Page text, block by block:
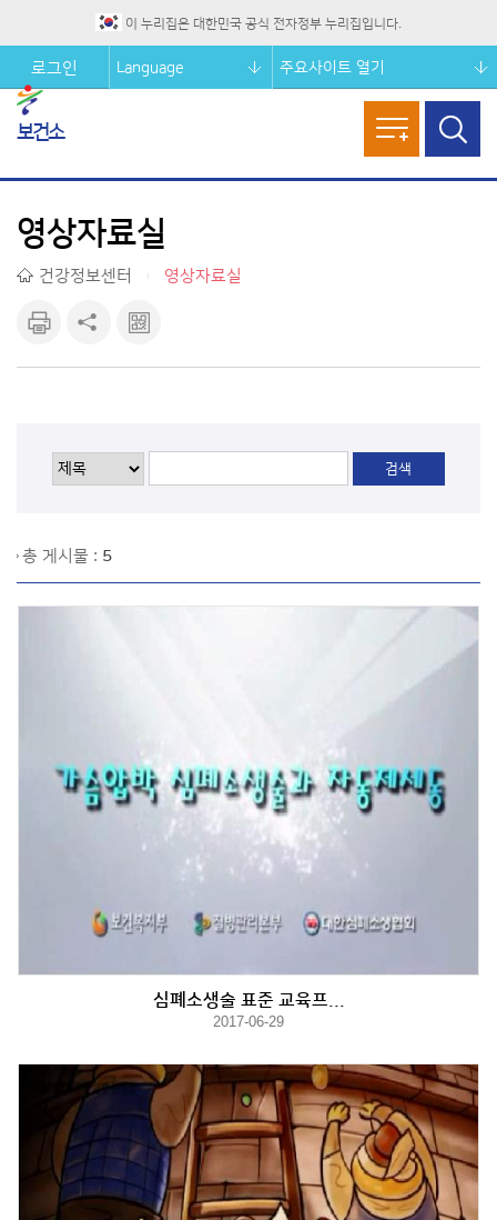
이 누리집은 대한민국 공식 전자정부 누리집입니다.
주요사이트 열기
보건소
로그인 Language
열기
영상자료실
건강정보센터 영상자료실
기
기
크 보기
총 게시물 : 5
심폐소생술 표준 교육프...
2017-06-29